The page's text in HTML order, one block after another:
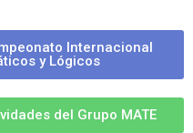
Internacional
y Lógicos
del Grupo MATE